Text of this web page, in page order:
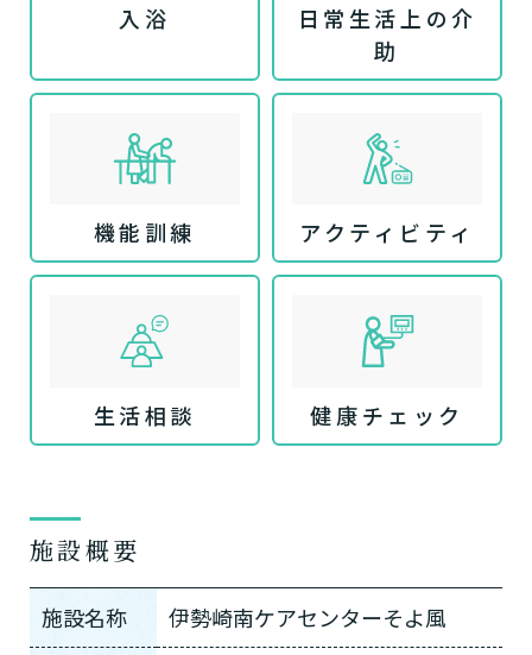
入浴
日常生活上の介
助
機能訓練 アクティビティ
生活相談 健康チェック
施設概要
施設名称 伊勢崎南ケアセンターそよ風